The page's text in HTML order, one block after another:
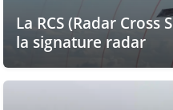
La RCS (Radar
la signature radar